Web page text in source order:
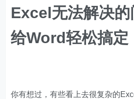
Excel无法解决
给Word轻松搞定
你有想过，有些看上去很复杂的